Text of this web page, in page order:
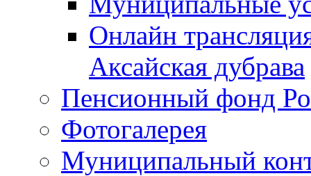
Онлайн
Аксайская дубрава
Пенсионный фонд
Фотогалерея
Муниципальный